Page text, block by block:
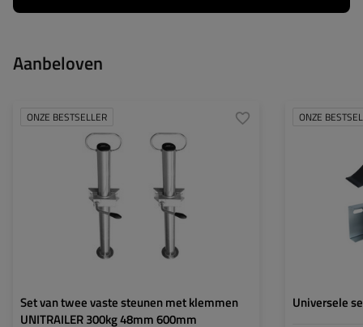
Aanbeloven
ONZE BESTSELLER
Set van twee vaste steunen met klemmen
UNITRAILER 300kg 48mm 600mm
Maximaal draagvermogen:
150 kg
ONZE
Universele